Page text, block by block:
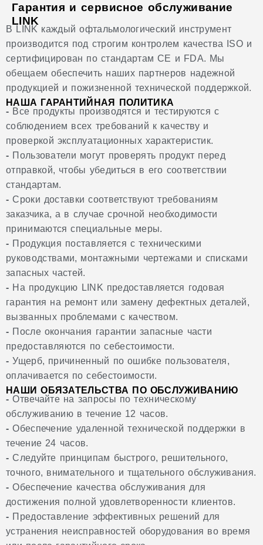
Гарантия и сервисное обслуживание
LINK
В LINK каждый офтальмологический инструмент
производится под строгим контролем качества ISO и
сертифицирован по стандартам CE и FDA. Мы
обещаем обеспечить наших партнеров надежной
продукцией и пожизненной технической поддержкой.
НАША ГАРАНТИЙНАЯ ПОЛИТИКА
- Все продукты производятся и тестируются с
соблюдением всех требований к качеству и
проверкой эксплуатационных характеристик.
- Пользователи могут проверять продукт перед
отправкой, чтобы убедиться в его соответствии
стандартам.
-Сроки доставки соответствуют требованиям
заказчика, а в случае срочной необходимости
принимаются специальные меры.
- Продукция поставляется с техническими
руководствами, монтажными чертежами и списками
запасных частей.
- На продукцию LINK предоставляется годовая
гарантия на ремонт или замену дефектных деталей,
вызванных проблемами с качеством.
- После окончания гарантии запасные части
предоставляются по себестоимости.
-Ущерб, причиненный по ошибке пользователя,
оплачивается по себестоимости.
НАШИ ОБЯЗАТЕЛЬСТВА ПО ОБСЛУЖИВАНИЮ
-Отвечайте на запросы по техническому
обслуживанию в течение 12 часов.
-Обеспечение удаленной технической поддержки в
течение 24 часов.
-Следуйте принципам быстрого, решительного,
точного, внимательного и тщательного обслуживания.
-Обеспечение качества обслуживания для
достижения полной удовлетворенности клиентов.
- Предоставление эффективных решений для
устранения неисправностей оборудования во время